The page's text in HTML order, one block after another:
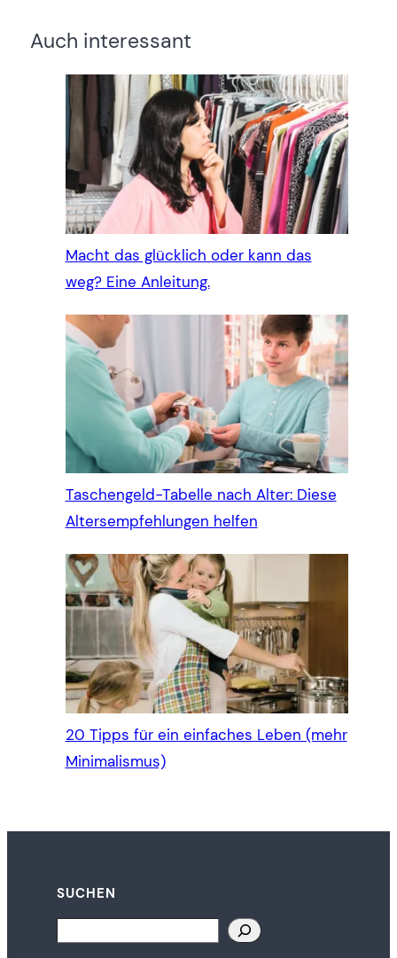
Auch interessant
Macht das glücklich oder kann das
weg? Eine Anleitung.
Taschengeld-Tabelle nach Alter: Diese
Altersempfehlungen helfen
20 Tipps für ein einfaches Leben (mehr
Minimalismus)
SUCHEN